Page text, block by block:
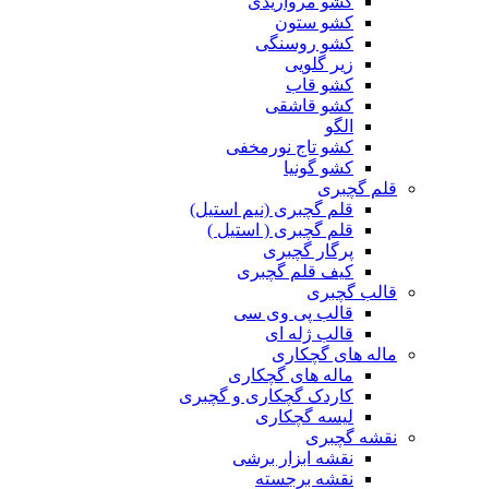
کشو ستون
کشو روسنگی
زیر گلویی
کشو قاب
کشو قاشقی
الگو
کشو تاج نورمخفی
کشو گونیا
قلم گچبری
قلم گچبری (نیم استیل)
قلم گچبری ( استیل )
پرگار گچبری
کیف قلم گچبری
قالب گچبری
قالب پی وی سی
قالب ژله ای
ماله های گچکاری
ماله های گچکاری
کاردک گچکاری و گچبری
لیسه گچکاری
نقشه گچبری
نقشه ابزار برشی
نقشه برجسته